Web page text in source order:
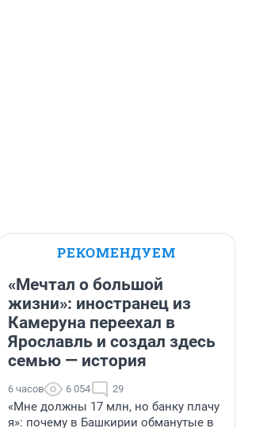
РЕКОМЕНДУЕМ
«Мечтал о большой
жизни»: иностранец из
Камеруна переехал в
Ярославль и создал здесь
семью — история
6 часов 6 054 29
«Мне должны 17 млн, но банку плачу
я»: почему в Башкирии обманутые в